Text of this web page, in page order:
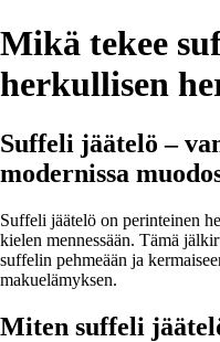
Mikä tekee
herkullisen
Suffeli jäätelö –
modernissa
Suffeli jäätelö on perinteinen
kielen mennessään. Tämä
suffelin pehmeään ja
makuelämyksen.
Miten suffeli